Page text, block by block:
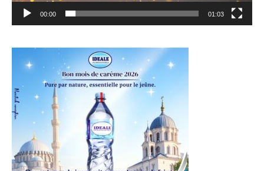
00:00 01:03